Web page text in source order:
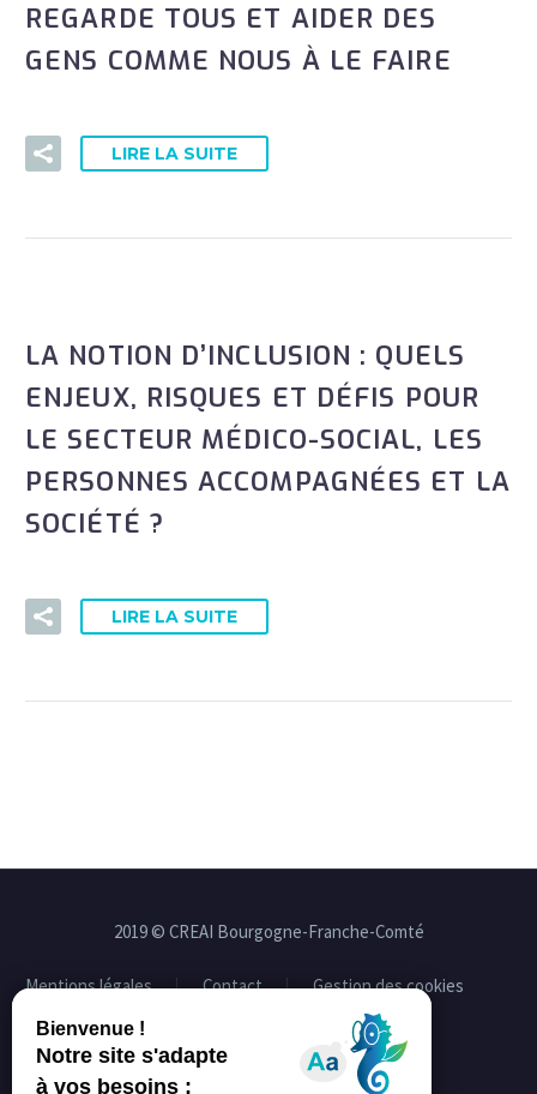
REGARDE TOUS ET AIDER DES
GENS COMME NOUS À LE FAIRE
LIRE LA SUITE
LA NOTION D’INCLUSION : QUELS
ENJEUX, RISQUES ET DÉFIS POUR
LE SECTEUR MÉDICO-SOCIAL, LES
PERSONNES ACCOMPAGNÉES ET LA
SOCIÉTÉ ?
LIRE LA SUITE
2019 © CREAI Bourgogne-Franche-Comté
Mentions légales Contact Gestion des cookies